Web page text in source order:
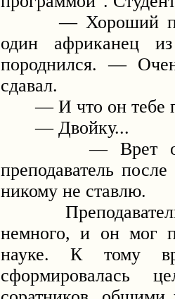
— Хороший
один африканец
породнился. —
сдавал.
— И что он тебе
— Двойку...
— Врет он
преподаватель
никому не ставлю.
немного, и он мог
науке. К тому
сформировалась